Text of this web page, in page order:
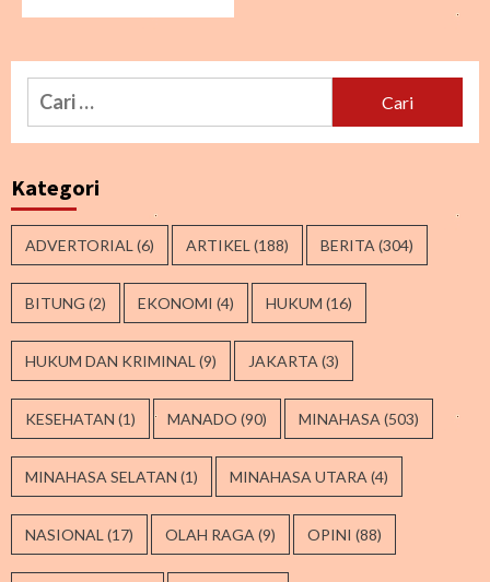
Cari
untuk:
Kategori
ADVERTORIAL (6) ARTIKEL (188) BERITA (304)
BITUNG (2) EKONOMI (4) HUKUM (16)
HUKUM DAN KRIMINAL (9) JAKARTA (3)
KESEHATAN (1) MANADO (90) MINAHASA (503)
MINAHASA SELATAN (1) MINAHASA UTARA (4)
NASIONAL (17) OLAH RAGA (9) OPINI (88)